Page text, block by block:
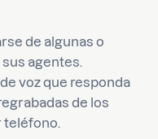
de algunas o
agentes.
voz que responda
de los
teléfono.